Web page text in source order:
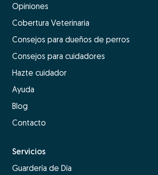
Opiniones
Cobertura Veterinaria
Consejos para dueños de perros
Consejos para cuidadores
Hazte cuidador
Ayuda
Blog
Contacto
Servicios
Guardería de Día